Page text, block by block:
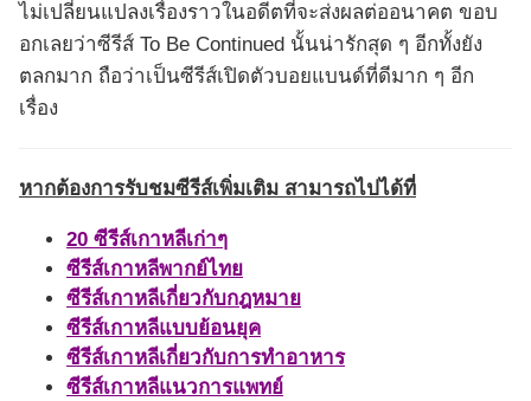
ไม่เปลี่ยนแปลงเรื่องราวในอดีตที่จะส่งผลต่ออนาคต ขอบ
อกเลยว่าซีรีส์ To Be Continued นั้นน่ารักสุด ๆ อีกทั้งยัง
ตลกมาก ถือว่าเป็นซีรีส์เปิดตัวบอยแบนด์ที่ดีมาก ๆ อีก
เรื่อง
หากต้องการรับชมซีรีส์เพิ่มเติม สามารถไปได้ที่
20 ซีรีส์เกาหลีเก่าๆ
ซีรีส์เกาหลีพากย์ไทย
ซีรีส์เกาหลีเกี่ยวกับกฎหมาย
ซีรีส์เกาหลีแบบย้อนยุค
ซีรีส์เกาหลีเกี่ยวกับการทำอาหาร
ซีรีส์เกาหลีแนวการแพทย์